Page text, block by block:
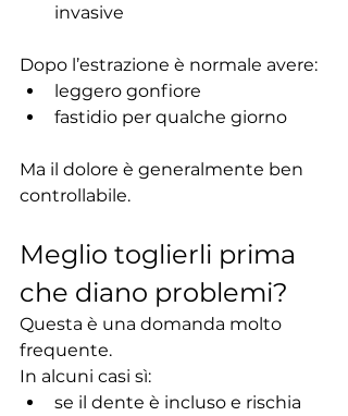
invasive
Dopo l’estrazione è normale avere:
leggero gonfiore
fastidio per qualche giorno
Ma il dolore è generalmente ben
controllabile.
Meglio toglierli prima
che diano problemi?
Questa è una domanda molto
frequente.
In alcuni casi sì:
se il dente è incluso e rischia